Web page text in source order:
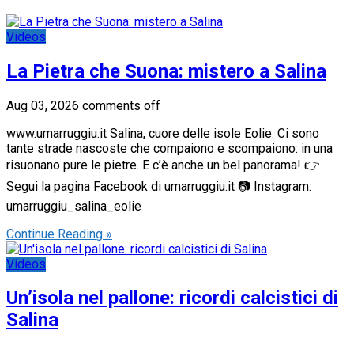
Videos
La Pietra che Suona: mistero a Salina
Aug 03, 2026 comments off
www.umarruggiu.it Salina, cuore delle isole Eolie. Ci sono
tante strade nascoste che compaiono e scompaiono: in una
risuonano pure le pietre. E c’è anche un bel panorama! 👉
Segui la pagina Facebook di umarruggiu.it 📷 Instagram:
umarruggiu_salina_eolie
Continue Reading »
Videos
Un’isola nel pallone: ricordi calcistici di
Salina